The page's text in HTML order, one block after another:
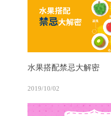
水果搭配禁忌大解密
2019/10/02